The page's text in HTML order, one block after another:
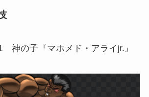
神の子『マホメド・アライjr.』